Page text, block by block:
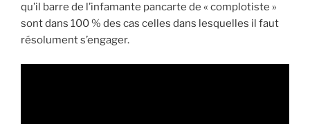
qu’il barre de l’infamante pancarte de « complotiste »
sont dans 100 % des cas celles dans lesquelles il faut
résolument s’engager.